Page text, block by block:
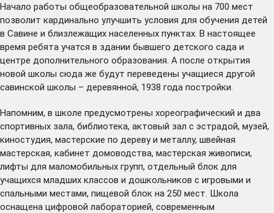
Начало работы общеобразовательной школы на 700 мест
позволит кардинально улучшить условия для обучения детей
в Савине и близлежащих населенных пунктах. В настоящее
время ребята учатся в здании бывшего детского сада и
центре дополнительного образования. А после открытия
новой школы сюда же будут переведены учащиеся другой
савинской школы – деревянной, 1938 года постройки.
Напомним, в школе предусмотрены хореографический и два
спортивных зала, библиотека, актовый зал с эстрадой, музей,
киностудия, мастерские по дереву и металлу, швейная
мастерская, кабинет домоводства, мастерская живописи,
лифты для маломобильных групп, отдельный блок для
учащихся младших классов и дошкольников с игровыми и
спальными местами, пищевой блок на 250 мест. Школа
оснащена цифровой лабораторией, современным